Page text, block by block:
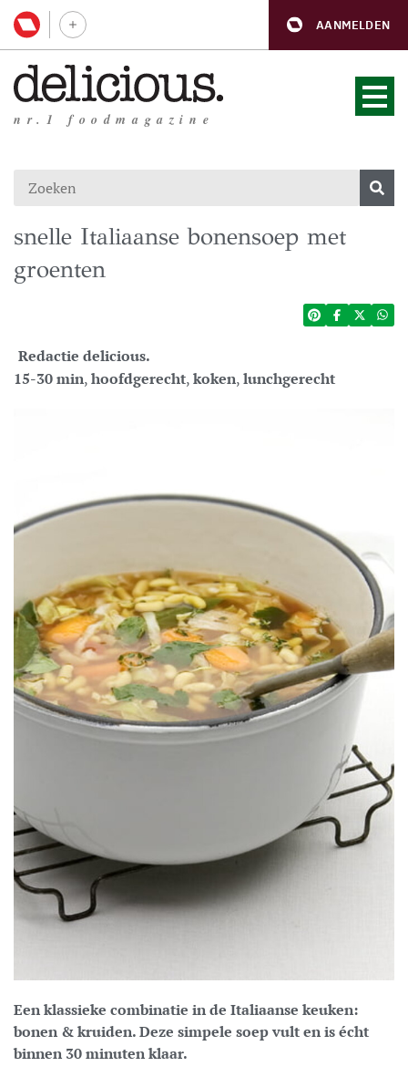
AANMELDEN
nr.1 foodmagazine
snelle Italiaanse bonensoep met
groenten
Redactie delicious.
15-30 min,hoofdgerecht,koken,lunchgerecht
Een klassieke combinatie in de Italiaanse keuken:
bonen & kruiden. Deze simpele soep vult en is écht
binnen 30 minuten klaar.